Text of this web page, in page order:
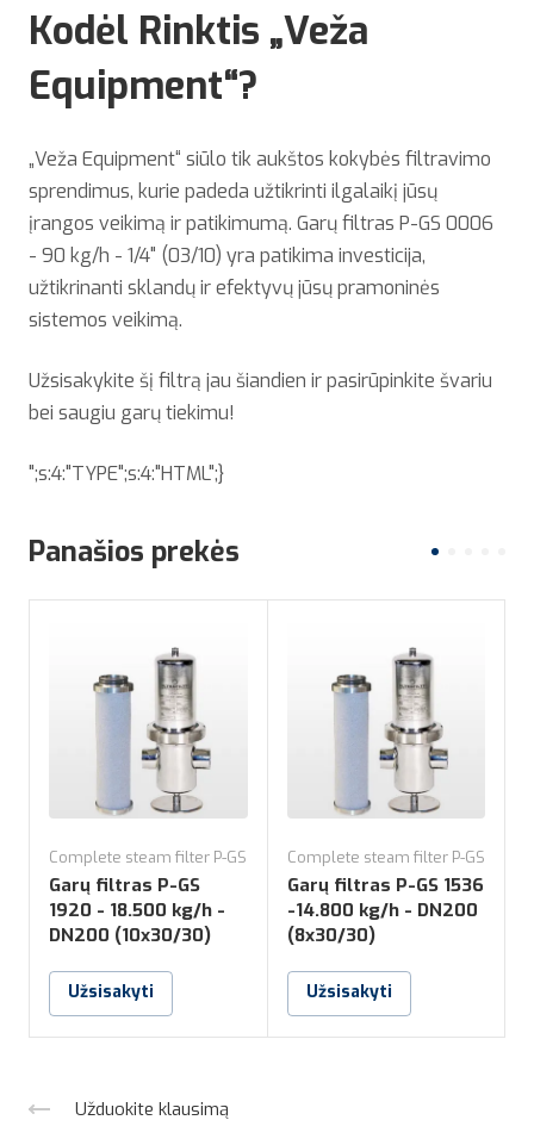
Kodėl Rinktis „Veža
Equipment“?
„Veža Equipment“ siūlo tik aukštos kokybės filtravimo
sprendimus, kurie padeda užtikrinti ilgalaikį jūsų
įrangos veikimą ir patikimumą. Garų filtras P-GS 0006
- 90 kg/h - 1/4" (03/10) yra patikima investicija,
užtikrinanti sklandų ir efektyvų jūsų pramoninės
sistemos veikimą.
Užsisakykite šį filtrą jau šiandien ir pasirūpinkite švariu
bei saugiu garų tiekimu!
";s:4:"TYPE";s:4:"HTML";}
Panašios prekės
Complete steam filter P-GS
Garų filtras P-GS
1920 - 18.500 kg/h -
DN200 (10x30/30)
Užsisakyti
Complete steam filter P-GS
Garų filtras P-GS 1536
-14.800 kg/h - DN200
(8x30/30)
Užsisakyti
Užduokite klausimą